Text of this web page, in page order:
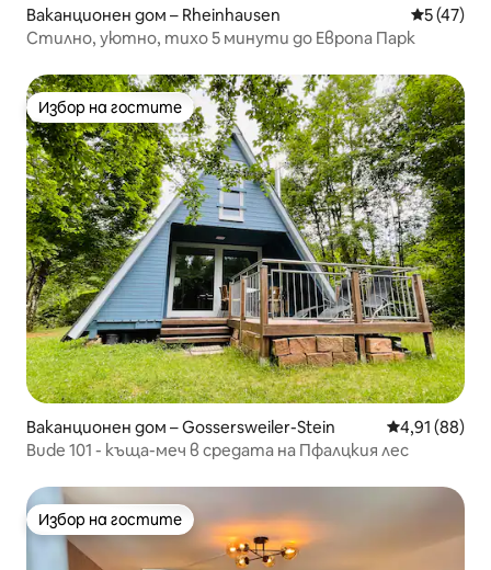
Ваканционен дом – Rheinhausen Средна
5 (47)
Стилно, уютно, тихо 5 минути до Европа Парк
Избор на гостите
Избор на гостите
Ваканционен дом – Gossersweiler-Stein Средна
4,91 (88)
Bude 101 - къща-меч в средата на Пфалцкия лес
Избор на гостите
Избор на гостите